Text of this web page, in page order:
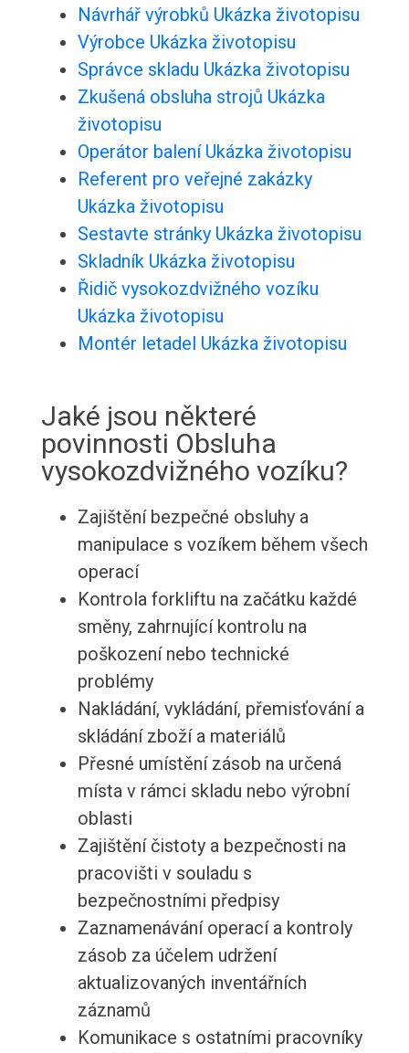
Návrhář výrobků Ukázka životopisu
Výrobce Ukázka životopisu
Správce skladu Ukázka životopisu
Zkušená obsluha strojů Ukázka
životopisu
Operátor balení Ukázka životopisu
Referent pro veřejné zakázky
Ukázka životopisu
Sestavte stránky Ukázka životopisu
Skladník Ukázka životopisu
Řidič vysokozdvižného vozíku
Ukázka životopisu
Montér letadel Ukázka životopisu
Jaké jsou některé
povinnosti Obsluha
vysokozdvižného vozíku?
Zajištění bezpečné obsluhy a
manipulace s vozíkem během všech
operací
Kontrola forkliftu na začátku každé
směny, zahrnující kontrolu na
poškození nebo technické
problémy
Nakládání, vykládání, přemisťování a
skládání zboží a materiálů
Přesné umístění zásob na určená
místa v rámci skladu nebo výrobní
oblasti
Zajištění čistoty a bezpečnosti na
pracovišti v souladu s
bezpečnostními předpisy
Zaznamenávání operací a kontroly
zásob za účelem udržení
aktualizovaných inventářních
záznamů
Komunikace s ostatními pracovníky